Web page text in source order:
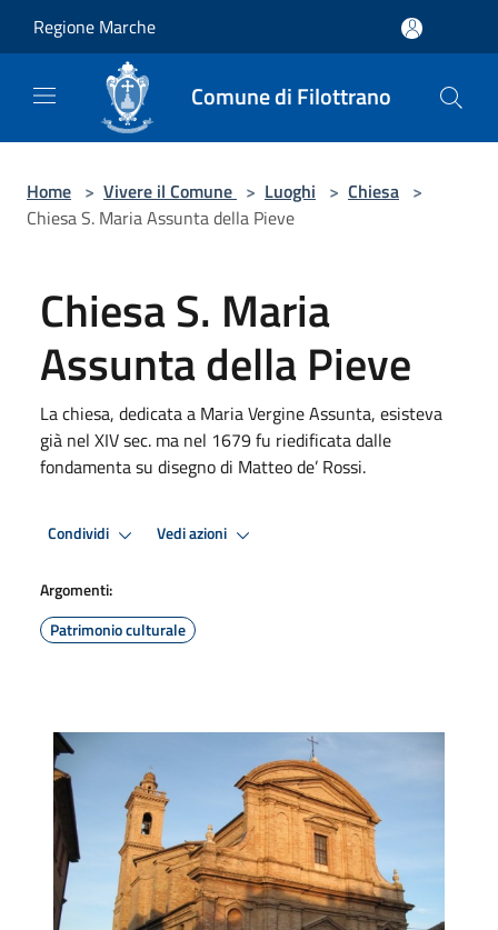
Regione Marche
Comune di Filottrano
Home > Vivere il Comune > Luoghi > Chiesa >
Chiesa S. Maria Assunta della Pieve
Chiesa S. Maria
Assunta della Pieve
La chiesa, dedicata a Maria Vergine Assunta, esisteva
già nel XIV sec. ma nel 1679 fu riedificata dalle
fondamenta su disegno di Matteo de’ Rossi.
Condividi Vedi azioni
Argomenti:
Patrimonio culturale